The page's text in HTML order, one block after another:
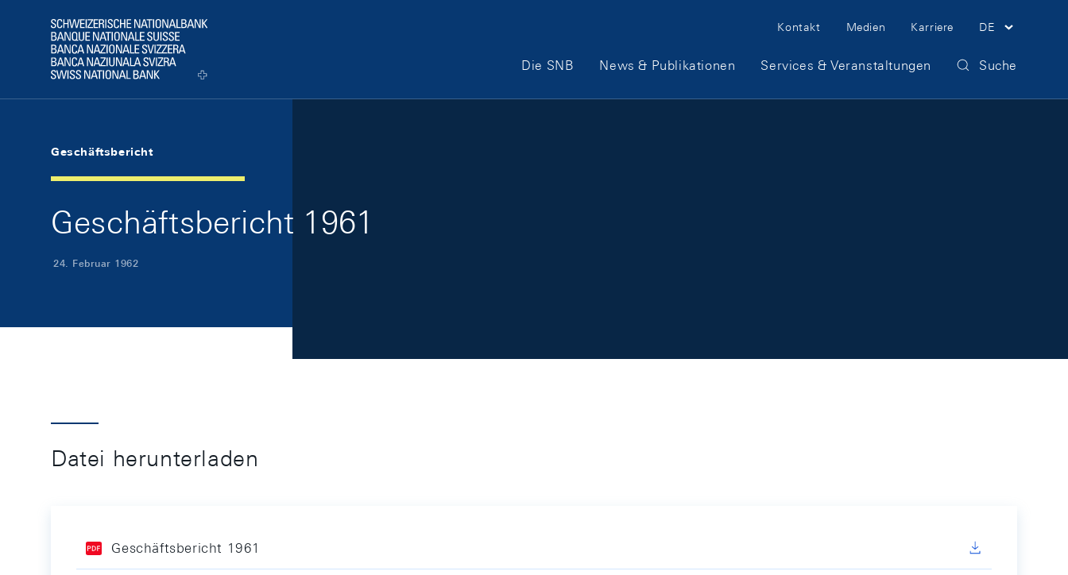
Logo
Meta Navigation
Kontakt Medien Karriere DE
Hauptnavigation
Die SNB News & Publikationen Services & Veranstaltungen Suche
Geschäftsbericht
Geschäftsbericht 1961
24. Februar 1962
Datei herunterladen
Geschäftsbericht 1961